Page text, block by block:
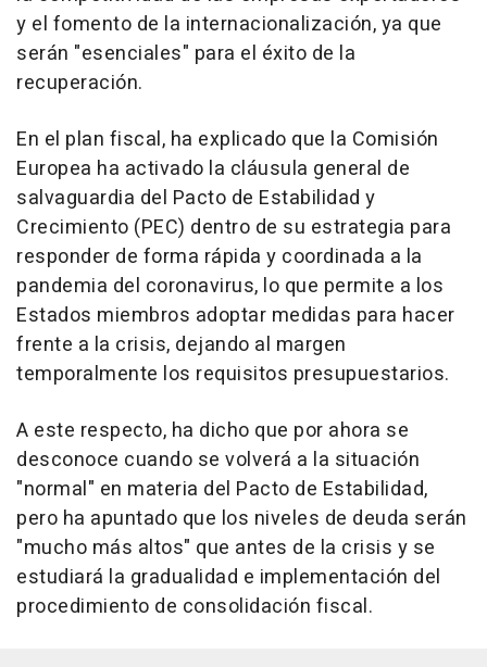
y el fomento de la internacionalización, ya que
serán "esenciales" para el éxito de la
recuperación.
En el plan fiscal, ha explicado que la Comisión
Europea ha activado la cláusula general de
salvaguardia del Pacto de Estabilidad y
Crecimiento (PEC) dentro de su estrategia para
responder de forma rápida y coordinada a la
pandemia del coronavirus, lo que permite a los
Estados miembros adoptar medidas para hacer
frente a la crisis, dejando al margen
temporalmente los requisitos presupuestarios.
A este respecto, ha dicho que por ahora se
desconoce cuando se volverá a la situación
"normal" en materia del Pacto de Estabilidad,
pero ha apuntado que los niveles de deuda serán
"mucho más altos" que antes de la crisis y se
estudiará la gradualidad e implementación del
procedimiento de consolidación fiscal.